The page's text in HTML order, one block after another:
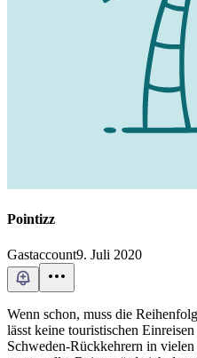
Pointizz
Gastaccount9. Juli 2020
Wenn schon, muss die
lässt keine touristischen
Schweden-Rückkehrern in